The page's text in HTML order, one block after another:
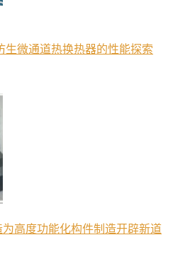
生微通道热换热器的性能探索
高度功能化构件制造开辟新道